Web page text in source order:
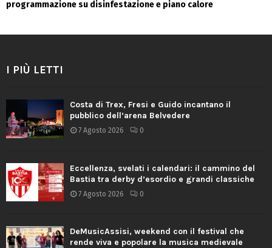
programmazione su disinfestazione e piano calore
I PIÙ LETTI
Costa di Trex, Fresi e Guido incantano il
pubblico dell’arena Belvedere
7 Agosto 2026 0
Eccellenza, svelati i calendari: il cammino del
Bastia tra derby d’esordio e grandi classiche
7 Agosto 2026 0
DeMusicAssisi, weekend con il festival che
rende viva e popolare la musica medievale